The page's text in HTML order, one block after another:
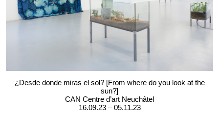
¿Desde donde miras el sol? [From where do you look at the
sun?]
CAN Centre d’art Neuchâtel
16.09.23 – 05.11.23